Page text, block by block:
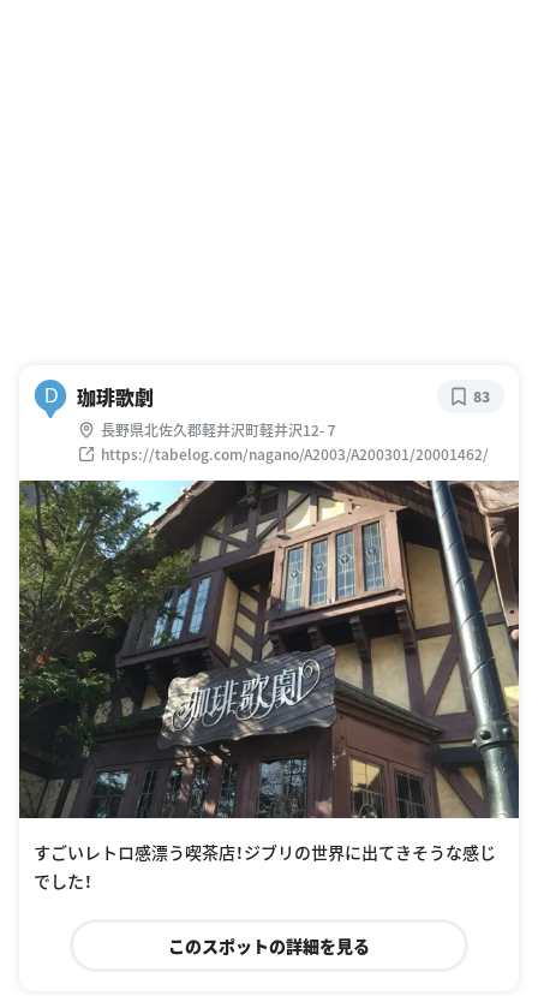
D 珈琲歌劇
長野県北佐久郡軽井沢町軽井沢12-７
https://tabelog.com/nagano/A2003/A200301/20001462/
83
すごいレトロ感漂う喫茶店！ジブリの世界に出てきそうな感じ
でした！
このスポットの詳細を見る